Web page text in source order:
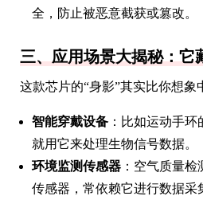
全，防止被恶意截获或篡改。
三、应用场景大揭秘：它
这款芯片的“身影”其实比你想象
智能穿戴设备 ：比如运动手
就用它来处理生物信号数据。
环境监测传感器 ：空气质量
传感器，常依赖它进行数据采